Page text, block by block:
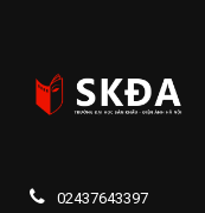
02437643397